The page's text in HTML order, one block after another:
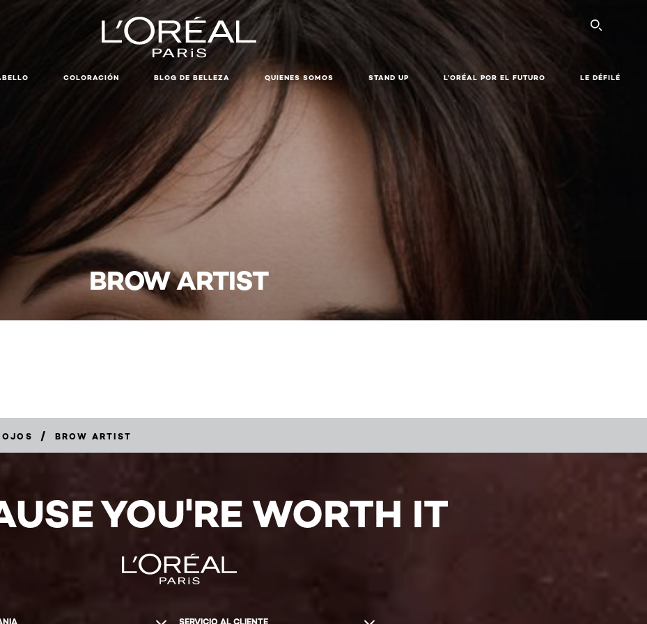
COLORACIÓN BLOG DE BELLEZA QUIENES SOMOS STAND UP L’ORÉAL POR EL FUTURO LE DÉFILÉ
BROW ARTIST
/ BROW ARTIST
YOU'RE WORTH IT
SERVICIO AL CLIENTE